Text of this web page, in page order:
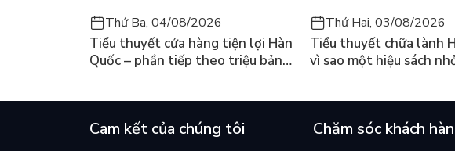
Thứ Ba, 04/08/2026
Tiểu thuyết cửa hàng tiện lợi Hàn
Quốc – phần tiếp theo triệu bản
Thứ Hai, 03/08/2026
Tiểu thuyết chữa lành
vì sao một hiệu sách
Cam kết của chúng tôi Chăm sóc khách